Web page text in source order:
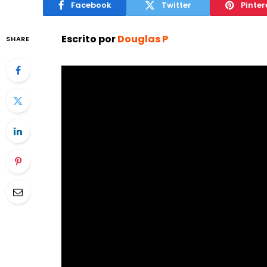
Facebook Twitter
SHARE Escrito porDouglas P